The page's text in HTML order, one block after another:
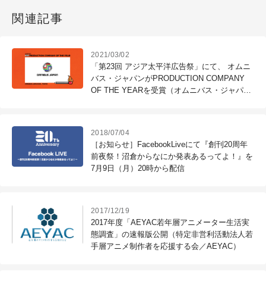
関連記事
2021/03/02
「第23回 アジア太平洋広告祭」にて、 オムニ
バス・ジャパンがPRODUCTION COMPANY
OF THE YEARを受賞（オムニバス・ジャパ
2018/07/04
［お知らせ］FacebookLiveにて『創刊20周年
前夜祭！沼倉からなにか発表あるってよ！』を
7月9日（月）20時から配信
2017/12/19
2017年度「AEYAC若年層アニメーター生活実
態調査」の速報版公開（特定非営利活動法人若
手層アニメ制作者を応援する会／AEYAC）